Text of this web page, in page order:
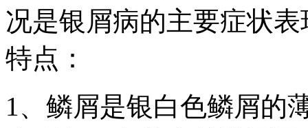
况是银屑病的主要症状
特点：
1、鳞屑是银白色鳞屑的